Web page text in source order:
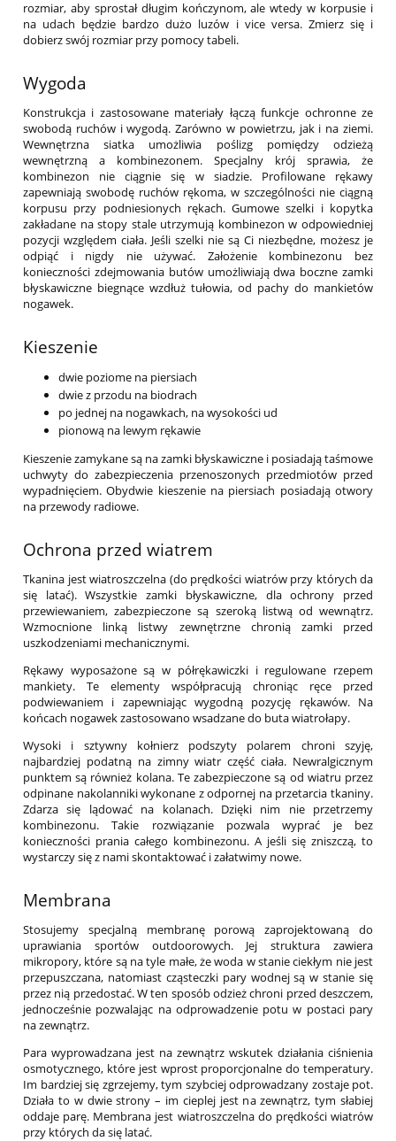
rozmiar, aby sprostał długim kończynom, ale wtedy w korpusie i
na udach będzie bardzo dużo luzów i vice versa. Zmierz się i
dobierz swój rozmiar przy pomocy tabeli.
Wygoda
Konstrukcja i zastosowane materiały łączą funkcje ochronne ze
swobodą ruchów i wygodą. Zarówno w powietrzu, jak i na ziemi.
Wewnętrzna siatka umożliwia poślizg pomiędzy odzieżą
wewnętrzną a kombinezonem. Specjalny krój sprawia, że
kombinezon nie ciągnie się w siadzie. Profilowane rękawy
zapewniają swobodę ruchów rękoma, w szczególności nie ciągną
korpusu przy podniesionych rękach. Gumowe szelki i kopytka
zakładane na stopy stale utrzymują kombinezon w odpowiedniej
pozycji względem ciała. Jeśli szelki nie są Ci niezbędne, możesz je
odpiąć i nigdy nie używać. Założenie kombinezonu bez
konieczności zdejmowania butów umożliwiają dwa boczne zamki
błyskawiczne biegnące wzdłuż tułowia, od pachy do mankietów
nogawek.
Kieszenie
dwie poziome na piersiach
dwie z przodu na biodrach
po jednej na nogawkach, na wysokości ud
pionową na lewym rękawie
Kieszenie zamykane są na zamki błyskawiczne i posiadają taśmowe
uchwyty do zabezpieczenia przenoszonych przedmiotów przed
wypadnięciem. Obydwie kieszenie na piersiach posiadają otwory
na przewody radiowe.
Ochrona przed wiatrem
Tkanina jest wiatroszczelna (do prędkości wiatrów przy których da
się latać). Wszystkie zamki błyskawiczne, dla ochrony przed
przewiewaniem, zabezpieczone są szeroką listwą od wewnątrz.
Wzmocnione linką listwy zewnętrzne chronią zamki przed
uszkodzeniami mechanicznymi.
Rękawy wyposażone są w półrękawiczki i regulowane rzepem
mankiety. Te elementy współpracują chroniąc ręce przed
podwiewaniem i zapewniając wygodną pozycję rękawów. Na
końcach nogawek zastosowano wsadzane do buta wiatrołapy.
Wysoki i sztywny kołnierz podszyty polarem chroni szyję,
najbardziej podatną na zimny wiatr część ciała. Newralgicznym
punktem są również kolana. Te zabezpieczone są od wiatru przez
odpinane nakolanniki wykonane z odpornej na przetarcia tkaniny.
Zdarza się lądować na kolanach. Dzięki nim nie przetrzemy
kombinezonu. Takie rozwiązanie pozwala wyprać je bez
konieczności prania całego kombinezonu. A jeśli się zniszczą, to
wystarczy się z nami skontaktować i załatwimy nowe.
Membrana
Stosujemy specjalną membranę porową zaprojektowaną do
uprawiania sportów outdoorowych. Jej struktura zawiera
mikropory, które są na tyle małe, że woda w stanie ciekłym nie jest
przepuszczana, natomiast cząsteczki pary wodnej są w stanie się
przez nią przedostać. W ten sposób odzież chroni przed deszczem,
jednocześnie pozwalając na odprowadzenie potu w postaci pary
na zewnątrz.
Para wyprowadzana jest na zewnątrz wskutek działania ciśnienia
osmotycznego, które jest wprost proporcjonalne do temperatury.
Im bardziej się zgrzejemy, tym szybciej odprowadzany zostaje pot.
Działa to w dwie strony – im cieplej jest na zewnątrz, tym słabiej
oddaje parę. Membrana jest wiatroszczelna do prędkości wiatrów
przy których da się latać.